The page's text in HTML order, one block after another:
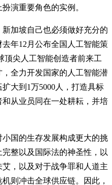
演重要角色的实例。
加坡自己也必须做好充分的
年12月公布全国人工智能策
顶尖人工智能创造者前来工
全力开发国家的人工智能潜
大到1万5000人，打造具标
从业员同在一处耕耘，并培
国的生存发展构成更大的挑
整以及国际法的神圣性，以
，以及对于战争罪和人道主
则冲击全球供应链。因此，